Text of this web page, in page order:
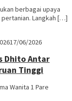
berbagai upaya
Langkah […]
17/06/2026
Dhito Antar
Tinggi
Wanita 1 Pare